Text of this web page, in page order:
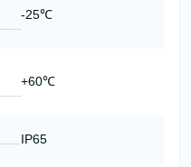
-25℃
+60℃
IP65